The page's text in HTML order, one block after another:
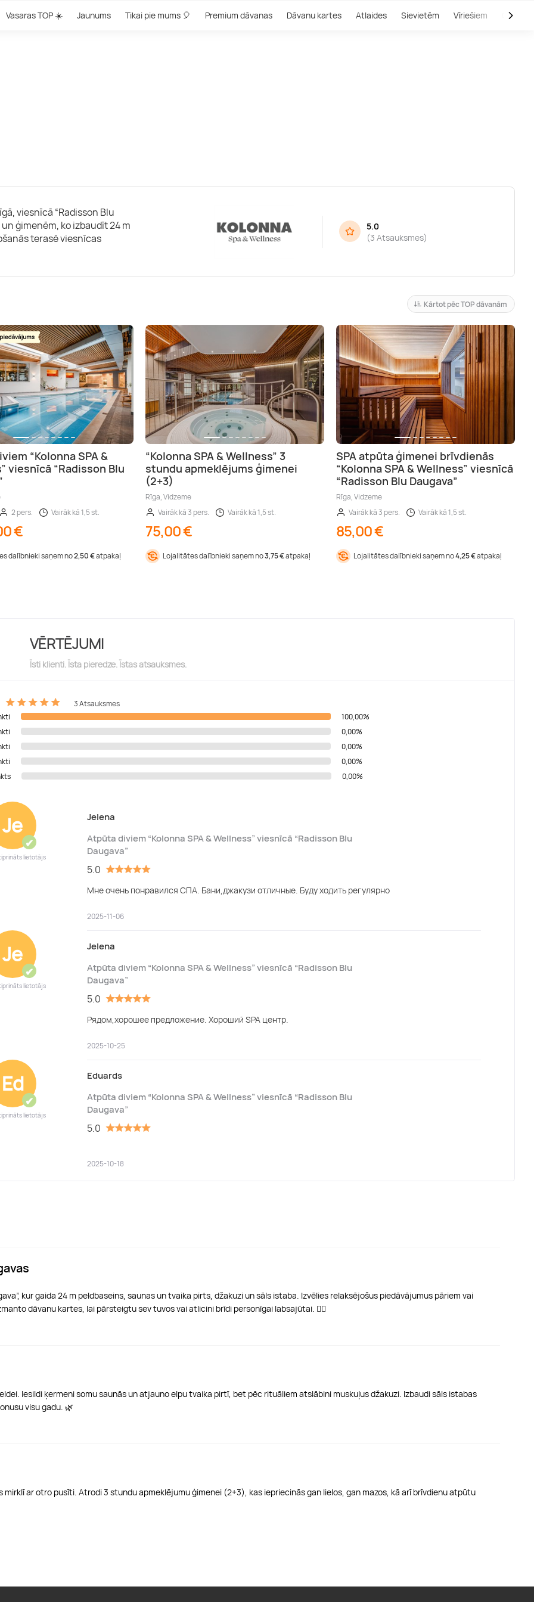
Vasaras TOP ☀️ Jaunums Tikai pie mums 🎈 Premium dāvanas Dāvanu kartes Atlaides Sievietēm Vīriešiem Outlet
viesnīcā “Radisson Blu
ģimenēm, ko izbaudīt 24 m
terasē viesnīcas
5.0
(3 Atsauksmes)
Kārtot pēc TOP dāvanām
“Kolonna SPA &
viesnīcā “Radisson Blu
2 pers. Vairāk kā 1,5 st.
€
dalībnieki saņem no2,50 €atpakaļ
“Kolonna SPA & Wellness” 3
stundu apmeklējums ģimenei
(2+3)
Rīga, Vidzeme
Vairāk kā 3 pers.
Vairāk kā 1,5 st.
75,00 €
Lojalitātes dalībnieki saņem no3,75 €atpakaļ
SPA atpūta ģimenei brīvdienās
“Kolonna SPA & Wellness” viesnīcā
“Radisson Blu Daugava”
Rīga, Vidzeme
Vairāk kā 3 pers.
Vairāk kā 1,5 st.
85,00 €
Lojalitātes dalībnieki saņem no4,25 €atpakaļ
VĒRTĒJUMI
Īsti klienti. Īsta pieredze. Īstas atsauksmes.
3 Atsauksmes
100,00%
0,00%
0,00%
0,00%
0,00%
Je
✔
lietotājs
Jelena
Atpūta diviem “Kolonna SPA & Wellness” viesnīcā “Radisson Blu
Daugava”
5.0
Мне очень понравился СПА. Бани,джакузи отличные. Буду ходить регулярно
2025-11-06
Je
✔
lietotājs
Jelena
Atpūta diviem “Kolonna SPA & Wellness” viesnīcā “Radisson Blu
Daugava”
5.0
Рядом,хорошее предложение. Хороший SPA центр.
2025-10-25
Ed
✔
lietotājs
Eduards
Atpūta diviem “Kolonna SPA & Wellness” viesnīcā “Radisson Blu
Daugava”
5.0
2025-10-18
kur gaida 24 m peldbaseins, saunas un tvaika pirts, džakuzi un sāls istaba. Izvēlies relaksējošus piedāvājumus pāriem vai
dāvanu kartes, lai pārsteigtu sev tuvos vai atlicini brīdi personīgai labsajūtai. 💆‍♀️
Iesildi ķermeni somu saunās un atjauno elpu tvaika pirtī, bet pēc rituāliem atslābini muskuļus džakuzi. Izbaudi sāls istabas
visu gadu. 🌿
ar otro pusīti. Atrodi 3 stundu apmeklējumu ģimenei (2+3), kas iepriecinās gan lielos, gan mazos, kā arī brīvdienu atpūtu